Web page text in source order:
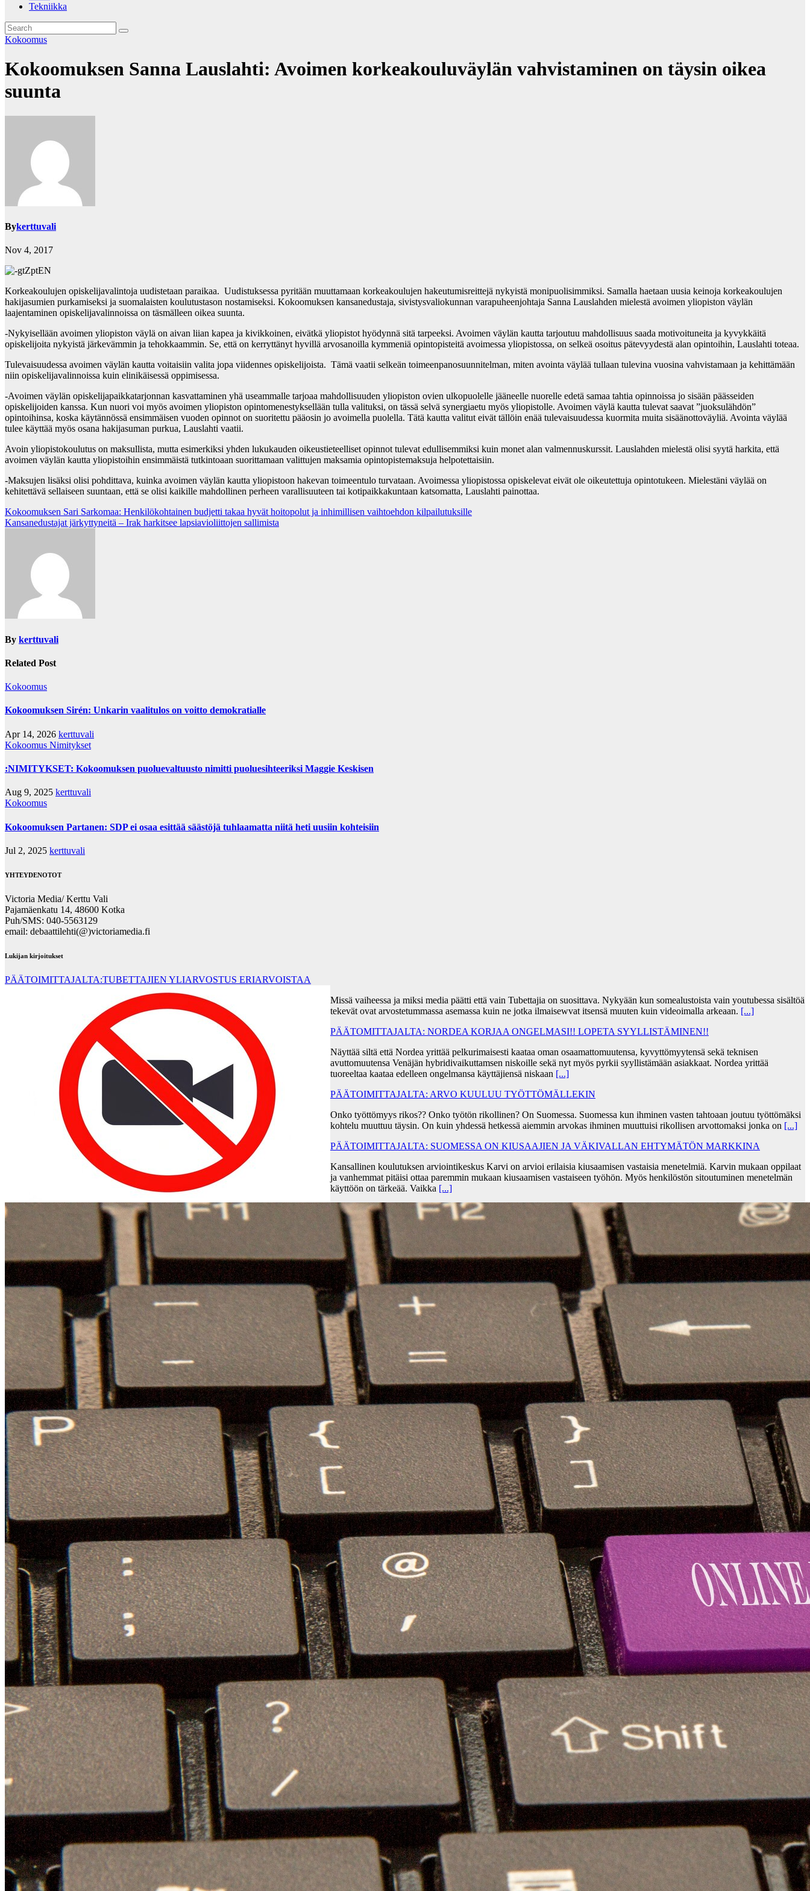
Tekniikka
Kokoomus
Kokoomuksen Sanna Lauslahti: Avoimen korkeakouluväylän vahvistaminen on täysin oikea
suunta
Bykerttuvali
Nov 4, 2017
Korkeakoulujen opiskelijavalintoja uudistetaan paraikaa. Uudistuksessa pyritään muuttamaan korkeakoulujen hakeutumisreittejä nykyistä monipuolisimmiksi. Samalla haetaan uusia keinoja korkeakoulujen
hakijasumien purkamiseksi ja suomalaisten koulutustason nostamiseksi. Kokoomuksen kansanedustaja, sivistysvaliokunnan varapuheenjohtaja Sanna Lauslahden mielestä avoimen yliopiston väylän
laajentaminen opiskelijavalinnoissa on täsmälleen oikea suunta.
-Nykyisellään avoimen yliopiston väylä on aivan liian kapea ja kivikkoinen, eivätkä yliopistot hyödynnä sitä tarpeeksi. Avoimen väylän kautta tarjoutuu mahdollisuus saada motivoituneita ja kyvykkäitä
opiskelijoita nykyistä järkevämmin ja tehokkaammin. Se, että on kerryttänyt hyvillä arvosanoilla kymmeniä opintopisteitä avoimessa yliopistossa, on selkeä osoitus pätevyydestä alan opintoihin, Lauslahti toteaa.
Tulevaisuudessa avoimen väylän kautta voitaisiin valita jopa viidennes opiskelijoista. Tämä vaatii selkeän toimeenpanosuunnitelman, miten avointa väylää tullaan tulevina vuosina vahvistamaan ja kehittämään
niin opiskelijavalinnoissa kuin elinikäisessä oppimisessa.
-Avoimen väylän opiskelijapaikkatarjonnan kasvattaminen yhä useammalle tarjoaa mahdollisuuden yliopiston ovien ulkopuolelle jääneelle nuorelle edetä samaa tahtia opinnoissa jo sisään päässeiden
opiskelijoiden kanssa. Kun nuori voi myös avoimen yliopiston opintomenestyksellään tulla valituksi, on tässä selvä synergiaetu myös yliopistolle. Avoimen väylä kautta tulevat saavat ”juoksulähdön”
opintoihinsa, koska käytännössä ensimmäisen vuoden opinnot on suoritettu pääosin jo avoimella puolella. Tätä kautta valitut eivät tällöin enää tulevaisuudessa kuormita muita sisäänottoväyliä. Avointa väylää
tulee käyttää myös osana hakijasuman purkua, Lauslahti vaatii.
Avoin yliopistokoulutus on maksullista, mutta esimerkiksi yhden lukukauden oikeustieteelliset opinnot tulevat edullisemmiksi kuin monet alan valmennuskurssit. Lauslahden mielestä olisi syytä harkita, että
avoimen väylän kautta yliopistoihin ensimmäistä tutkintoaan suorittamaan valittujen maksamia opintopistemaksuja helpotettaisiin.
-Maksujen lisäksi olisi pohdittava, kuinka avoimen väylän kautta yliopistoon hakevan toimeentulo turvataan. Avoimessa yliopistossa opiskelevat eivät ole oikeutettuja opintotukeen. Mielestäni väylää on
kehitettävä sellaiseen suuntaan, että se olisi kaikille mahdollinen perheen varallisuuteen tai kotipaikkakuntaan katsomatta, Lauslahti painottaa.
Post
navigation
Kokoomuksen Sari Sarkomaa: Henkilökohtainen budjetti takaa hyvät hoitopolut ja inhimillisen vaihtoehdon kilpailutuksille
Kansanedustajat järkyttyneitä – Irak harkitsee lapsiavioliittojen sallimista
By kerttuvali
Related Post
Kokoomus
Kokoomuksen Sirén: Unkarin vaalitulos on voitto demokratialle
Apr 14, 2026 kerttuvali
Kokoomus Nimitykset
:NIMITYKSET: Kokoomuksen puoluevaltuusto nimitti puoluesihteeriksi Maggie Keskisen
Aug 9, 2025 kerttuvali
Kokoomus
Kokoomuksen Partanen: SDP ei osaa esittää säästöjä tuhlaamatta niitä heti uusiin kohteisiin
Jul 2, 2025 kerttuvali
YHTEYDENOTOT
Victoria Media/ Kerttu Vali
Pajamäenkatu 14, 48600 Kotka
Puh/SMS: 040-5563129
email: debaattilehti(@)victoriamedia.fi
Lukijan kirjoitukset
PÄÄTOIMITTAJALTA:TUBETTAJIEN YLIARVOSTUS ERIARVOISTAA
Missä vaiheessa ja miksi media päätti että vain Tubettajia on suosittava. Nykyään kun somealustoista vain youtubessa sisältöä
tekevät ovat arvostetummassa asemassa kuin ne jotka ilmaisewvat itsensä muuten kuin videoimalla arkeaan. [...]
PÄÄTOMITTAJALTA: NORDEA KORJAA ONGELMASI!! LOPETA SYYLLISTÄMINEN!!
Näyttää siltä että Nordea yrittää pelkurimaisesti kaataa oman osaamattomuutensa, kyvyttömyytensä sekä teknisen
avuttomuutensa Venäjän hybridivaikuttamsen niskoille sekä nyt myös pyrkii syyllistämään asiakkaat. Nordea yrittää
tuoreeltaa kaataa edelleen ongelmansa käyttäjiensä niskaan [...]
PÄÄTOIMITTAJALTA: ARVO KUULUU TYÖTTÖMÄLLEKIN
Onko työttömyys rikos?? Onko työtön rikollinen? On Suomessa. Suomessa kun ihminen vasten tahtoaan joutuu työttömäksi
kohtelu muuttuu täysin. On kuin yhdessä hetkessä aiemmin arvokas ihminen muuttuisi rikollisen arvottomaksi jonka on [...]
PÄÄTOIMITTAJALTA: SUOMESSA ON KIUSAAJIEN JA VÄKIVALLAN EHTYMÄTÖN MARKKINA
Kansallinen koulutuksen arviointikeskus Karvi on arvioi erilaisia kiusaamisen vastaisia menetelmiä. Karvin mukaan oppilaat
ja vanhemmat pitäisi ottaa paremmin mukaan kiusaamisen vastaiseen työhön. Myös henkilöstön sitoutuminen menetelmän
käyttöön on tärkeää. Vaikka [...]